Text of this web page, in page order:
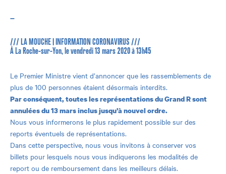
—
/// LA MOUCHE | INFORMATION CORONAVIRUS ///
À La Roche-sur-Yon, le vendredi 13 mars 2020 à 13h45
Le Premier Ministre vient d’annoncer que les rassemblements de
plus de 100 personnes étaient désormais interdits.
Par conséquent, toutes les représentations du Grand R sont
annulées du 13 mars inclus jusqu’à nouvel ordre.
Nous vous informerons le plus rapidement possible sur des
reports éventuels de représentations.
Dans cette perspective, nous vous invitons à conserver vos
billets pour lesquels nous vous indiquerons les modalités de
report ou de remboursement dans les meilleurs délais.